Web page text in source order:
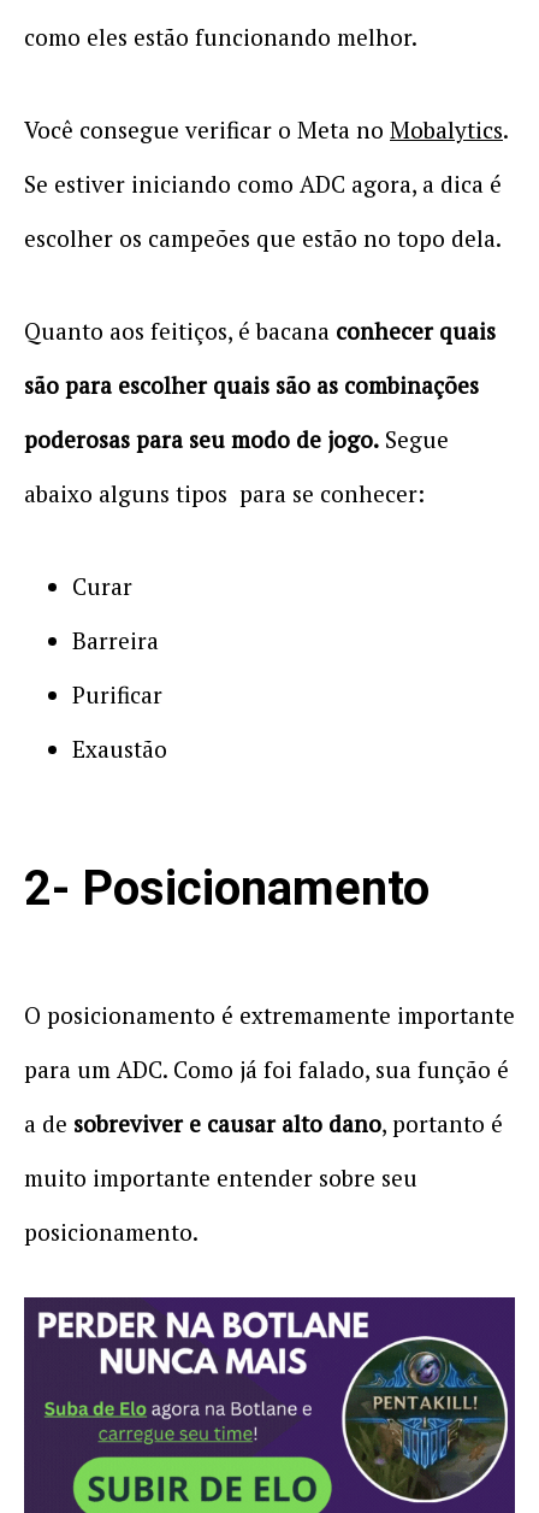
como eles estão funcionando melhor.
Você consegue verificar o Meta no Mobalytics.
Se estiver iniciando como ADC agora, a dica é
escolher os campeões que estão no topo dela.
Quanto aos feitiços, é bacana conhecer quais
são para escolher quais são as combinações
poderosas para seu modo de jogo. Segue
abaixo alguns tipos para se conhecer:
Curar
Barreira
Purificar
Exaustão
2- Posicionamento
O posicionamento é extremamente importante
para um ADC. Como já foi falado, sua função é
a de sobreviver e causar alto dano, portanto é
muito importante entender sobre seu
posicionamento.